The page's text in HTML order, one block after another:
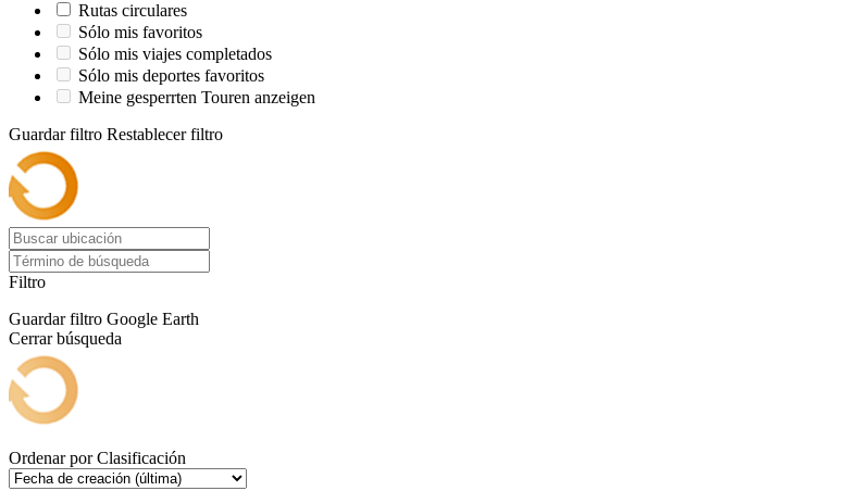
Rutas circulares
Sólo mis favoritos
Sólo mis viajes completados
Sólo mis deportes favoritos
Meine gesperrten Touren anzeigen
Guardar filtro Restablecer filtro
Filtro
Guardar filtro Google Earth
Cerrar búsqueda
Ordenar por Clasificación